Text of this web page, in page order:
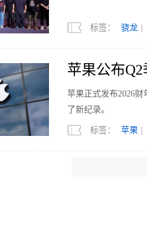
标签： 骁龙
苹果公布
苹果正式发布2026
了新纪录。
标签： 苹果
8月11日发
REDMI 正式官宣